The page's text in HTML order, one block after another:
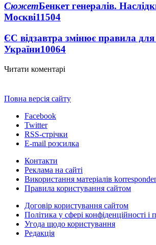
СюжетБенкет генералів.
Москві11504
ЄС відзавтра змінює правила для
України10064
Читати коментарі
Повна версія сайту
Facebook
Twitter
RSS-стрічки
E-mail розсилка
Контакти
Реклама на сайті
Використання матеріалів
Правила користування сайтом
Договір користування сайтом
Політика у сфері конфіденційності
Угода щодо користування
Редакція